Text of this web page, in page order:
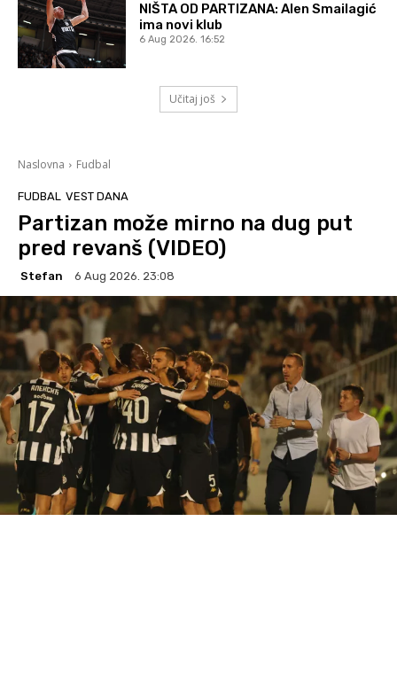
NIŠTA OD PARTIZANA: Alen Smailagić
ima novi klub
6 Aug 2026. 16:52
Učitaj još